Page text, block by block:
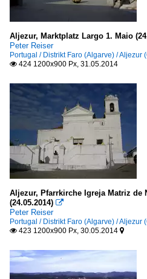
Aljezur, Marktplatz Largo 1. Maio
Peter Reiser
Portugal / Distrikt Faro (Algarve) / Aljezur
 424 1200x900 Px, 31.05.2014
Aljezur, Pfarrkirche Igreja Matriz de
(24.05.2014) 
Peter Reiser
Portugal / Distrikt Faro (Algarve) / Aljezur
 423 1200x900 Px, 30.05.2014 